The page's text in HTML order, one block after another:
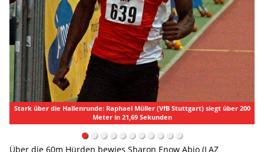
Stark über die Hallenrunde: Raphael Müller (VfB Stuttgart) siegt über 200
Meter in 21,69 Sekunden
Über die 60m Hürden bewies Sharon Enow Abio (LAZ